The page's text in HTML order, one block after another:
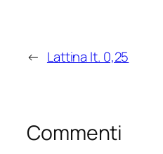
← Lattina lt. 0,25
Commenti